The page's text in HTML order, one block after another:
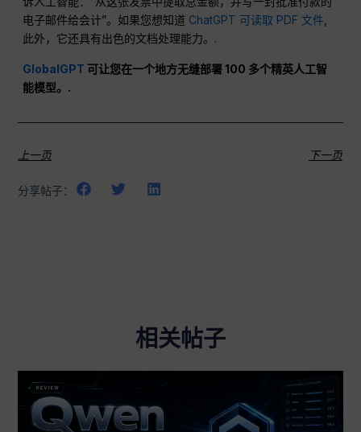
电子邮件给会计”。如果您想知道 ChatGPT 可读取 PDF 文件
此外，它还具有出色的文档处理能力。.
GlobalGPT 可让您在一个地方无缝部署 100 多个精英人工智
能模型。.
上一页 下一页
分享帖子：
相关帖子